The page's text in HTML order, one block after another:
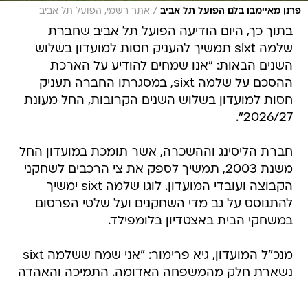
פרנן מאיימבו בלם הפועל תל אביב / אתר רשמי, הפועל תל אביב
בתוך כך, היום הודיעה הפועל תל אביב שחברת
שלמה sixt תמשיך להעניק חסות למועדון בשלוש
השנים הבאות: "אנו שמחים להודיע על הארכת
ההסכם על שלמה sixt, במסגרתו החברה תעניק
חסות למועדון בשלוש השנים הקרובות, החל מעונת
2026/27".
חברת הליסינג וההשכרה, אשר תומכת במועדון החל
משנת 2003, תמשיך לספק את צי הרכבים לשחקני
הקבוצה ועובדי המועדון. לוגו שלמה sixt ימשיך
להתנוסס על גב מדי השחקנים ועל שלטי הפרסום
במשחקי הבית באצטדיון בלומפילד.
מנכ"ל המועדון, גיא פרימור: "אני שמח ששלמה sixt
נשארת חלק מהמשפחה האדומה. התמיכה והאהדה